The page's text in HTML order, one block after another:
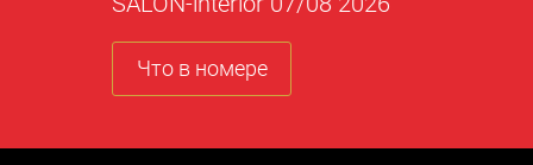
Что в номере